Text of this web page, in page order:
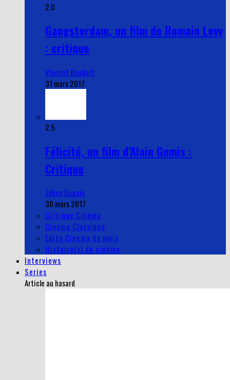
2.0
Gangsterdam, un film de Romain Levy
: critique
Vincent Baudart
31 mars 2017
2.5
Félicité, un film d’Alain Gomis :
Critique
Julien Dugois
30 mars 2017
Critique Cinema
Cinéma Classique
Edito Cinema du mois
Histoire(s) de cinéma
Interviews
Series
Article au hasard